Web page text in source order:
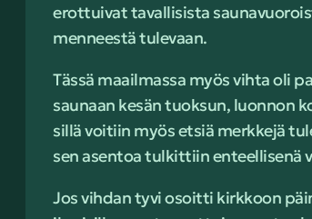
erottuivat tavallisista
menneestä tulevaan.
Tässä maailmassa myös vihta oli
saunaan kesän tuoksun, luonnon
sillä voitiin myös etsiä merkkejä
sen asentoa tulkittiin enteellisenä
Jos vihdan tyvi osoitti kirkkoon